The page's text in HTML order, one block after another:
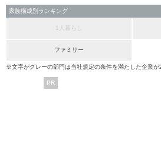
家族構成別ランキング
1人暮らし
ファミリー
※文字がグレーの部門は当社規定の条件を満たした企業が
PR